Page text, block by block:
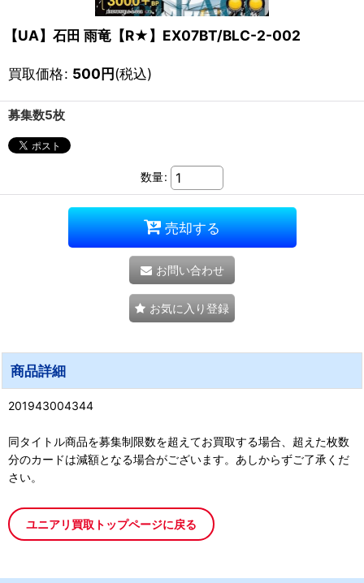
【UA】石田 雨竜【R★】EX07BT/BLC-2-002
買取価格: 500円(税込)
募集数5枚
数量:
売却する
お問い合わせ
お気に入り登録
商品詳細
201943004344
同タイトル商品を募集制限数を超えてお買取する場合、超えた枚数
分のカードは減額となる場合がございます。あしからずご了承くだ
さい。
ユニアリ買取トップページに戻る